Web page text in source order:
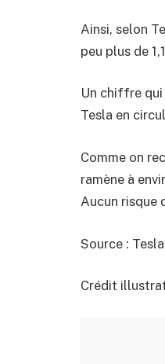
Ainsi, selon
peu plus de
Un chiffre qui
Tesla en
Comme on
ramène à
Aucun risque
Source :
Crédit